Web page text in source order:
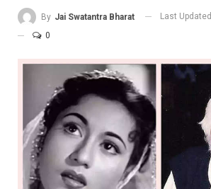
By Jai Swatantra Bharat Last Updated
0